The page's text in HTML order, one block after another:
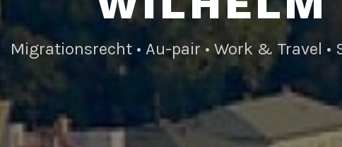
Migrationsrecht • Au-pair • Work & Travel •